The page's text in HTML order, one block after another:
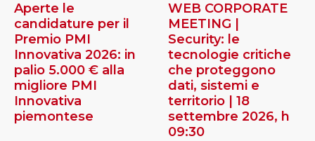
Aperte le
candidature per il
Premio PMI
Innovativa 2026: in
palio 5.000 € alla
migliore PMI
Innovativa
piemontese
WEB CORPORATE
MEETING |
Security: le
tecnologie critiche
che proteggono
dati, sistemi e
territorio | 18
settembre 2026, h
09:30